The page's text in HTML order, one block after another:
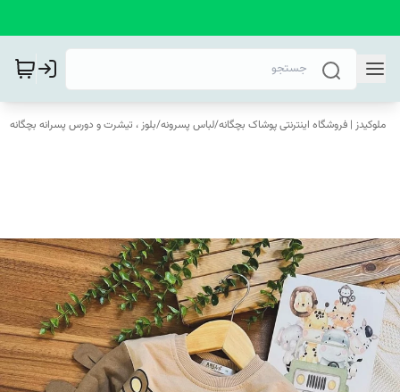
ملوکیدز | فروشگاه اینترنتی پوشاک بچگانه/لباس پسرونه/بلوز ، تیشرت و دورس پسرانه بچگانه